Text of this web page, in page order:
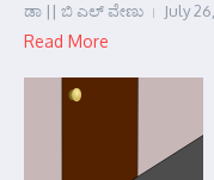
ಡಾ || ಬಿ ಎಲ್ ವೇಣು July
Read More